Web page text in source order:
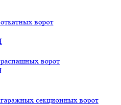
ворот
ворот
секционных ворот